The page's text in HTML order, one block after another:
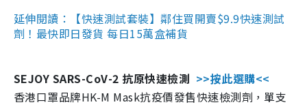
延伸閱讀：【快速測試套裝】鄰住買開賣$9.9快速測試
劑！最快即日發貨 每日15萬盒補貨
SEJOY SARS-CoV-2 抗原快速檢測 >>按此選購<<
香港口罩品牌HK-M Mask抗疫價發售快速檢測劑，單支